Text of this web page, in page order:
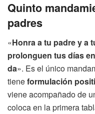
Quinto
padres
«Honra a tu padre y a
prolonguen tus días
da». Es el único
tieneformulación
viene acompañado de
coloca en la primera